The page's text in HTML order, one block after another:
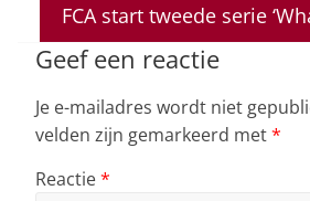
p
p
o
o
k
n s
FCA start tweede serie
Geef een reactie
Je e-mailadres wordt niet
velden zijn gemarkeerd met*
Reactie*